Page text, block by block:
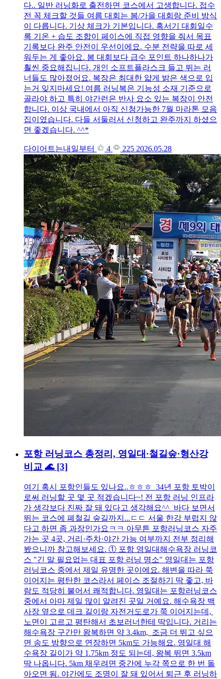
다.. 일반 러닝화로 출전하면 코스에서 고생합니다. 접수
전 꼭 체크할 것들 여름 대회는 봄/가을 대회랑 준비 방식
이 다릅니다. 기상 체크가 기본입니다. 혹서기 대회일수
록 기온 + 습도 조합이 페이스에 직접 영향을 줘서 목표
기록보다 완주 안전이 우선이에요. 수분 전략을 따로 세
워두는 게 좋아요. 봄 대회보다 급수 포인트 하나하나가
훨씬 중요해집니다. 개인 소프트플라스크 들고 뛰는 러
너들도 많아졌어요. 복장은 최대한 얇게 밝은 색으로 입
는거 잊지마세요! 여름 러닝복은 기능성 소재 기준으로
골라야 하고 특히 야간런은 반사 요소 있는 복장이 안전
합니다. 이상 국내에서 아직 신청가능한 7월 마라톤 모음
집이였습니다. 다들 서둘러서 신청하고 완주까지 하셨으
면 좋겠습니다. ^^*
다이어트는내일부터 4 225 2026.05.28
포항 러닝코스 총정리, 영일대·철길숲·형산강
비교 🌊 [3]
여기 혹시 포항인들도 있나요..ㅎㅎㅎ 34년 포항 토박이
로써 러닝할 곳 몇 곳 적겠습니다~! 전 포항 러닝 인프라
가 생각보다 진짜 잘 돼 있다고 생각해요^^ 바다 보면서
뛰는 코스에 폐철길 숲길까지...ㄷㄷ 서울 한강 부럽지 않
다고 하면 좀 과장인가요ㅋㅋ 아무튼 포항러닝코스 자주
가는 곳 4곳, 거리·주차·야간 가능 여부까지 전부 정리해
봤으니까 참고해보세요. ① 포항 영일대해수욕장 러닝코
스 "긴 말 필요없는 대표 포항 러닝 명소" 영일대는 포항
러닝코스 중에서 제일 유명한 곳이에요. 해변을 따라 쭉
이어지는 평탄한 코스라서 페이스 조절하기 딱 좋고, 바
람도 적당히 불어서 쾌적합니다. 영일대는 포항러닝코스
중에서 아마 제일 많이 알려진 곳일 거예요. 해수욕장 백
사장 옆으로 데크 길이랑 자전거도로가 쭉 이어지는데,
노면이 고르고 평탄해서 초보러너한테 딱입니다. 거리는
해수욕장 구간만 왕복하면 약 3.4km, 조금 더 뛰고 싶으
면 송도 방향으로 연장하면 5km도 가능해요. 영일대 해
수욕장 길이가 약 1.75km 정도 되는데, 왕복 뛰면 3.5km
딱 나옵니다. 5km 채우려면 중간에 누각 쪽으로 한 번 돌
아오면 됨. 야간에도 조명이 잘 돼 있어서 퇴근 후 러닝하